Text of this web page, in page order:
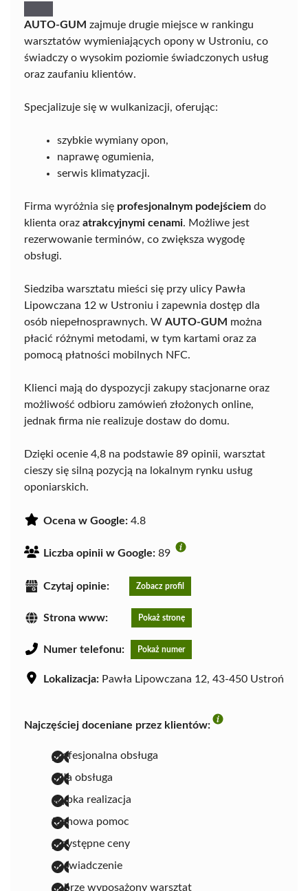
AUTO-GUM zajmuje drugie miejsce w rankingu
warsztatów wymieniających opony w Ustroniu, co
świadczy o wysokim poziomie świadczonych usług
oraz zaufaniu klientów.
Specjalizuje się w wulkanizacji, oferując:
szybkie wymiany opon,
naprawę ogumienia,
serwis klimatyzacji.
Firma wyróżnia się profesjonalnym podejściem do
klienta oraz atrakcyjnymi cenami. Możliwe jest
rezerwowanie terminów, co zwiększa wygodę
obsługi.
Siedziba warsztatu mieści się przy ulicy Pawła
Lipowczana 12 w Ustroniu i zapewnia dostęp dla
osób niepełnosprawnych. W AUTO-GUM można
płacić różnymi metodami, w tym kartami oraz za
pomocą płatności mobilnych NFC.
Klienci mają do dyspozycji zakupy stacjonarne oraz
możliwość odbioru zamówień złożonych online,
jednak firma nie realizuje dostaw do domu.
Dzięki ocenie 4,8 na podstawie 89 opinii, warsztat
cieszy się silną pozycją na lokalnym rynku usług
oponiarskich.
Ocena w Google: 4.8
Liczba opinii w Google: 89
Czytaj opinie: Zobacz profil
Strona www: Pokaż stronę
Numer telefonu: Pokaż numer
Lokalizacja: Pawła Lipowczana 12, 43-450 Ustroń
Najczęściej doceniane przez klientów:
profesjonalna obsługa
miła obsługa
szybka realizacja
fachowa pomoc
przystępne ceny
doświadczenie
dobrze wyposażony warsztat